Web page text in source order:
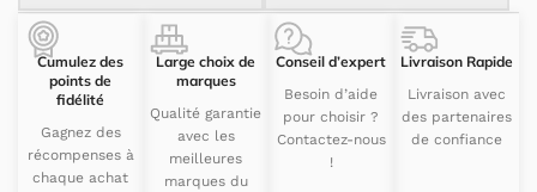
Cumulez des
points de
fidélité
Gagnez des
récompenses à
chaque achat
Large choix de
marques
Qualité garantie
avec les
meilleures
marques du
Conseil d’expert
Besoin d’aide
pour choisir ?
Contactez-nous
!
Livraison Rapide
Livraison avec
des partenaires
de confiance